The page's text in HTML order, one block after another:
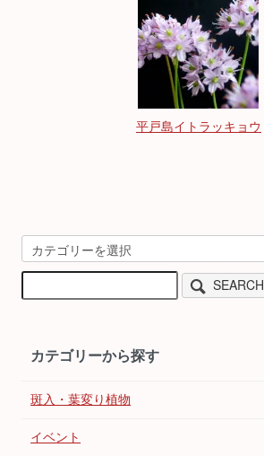
平戸島イトラッキョウ
SEARCH
カテゴリーから探す
斑入・葉変り植物
イベント